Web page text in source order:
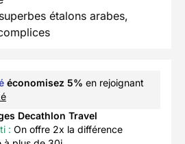
étalons arabes,
économisez 5% en rejoignant
Decathlon Travel
: On offre 2x la différence